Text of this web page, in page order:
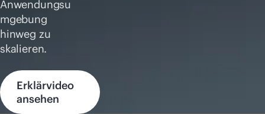
Anwendungsu
mgebung
hinweg zu
skalieren.
Erklärvideo
ansehen